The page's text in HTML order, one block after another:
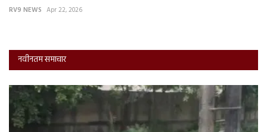
RV9 NEWS Apr 22, 2026
नवीनतम समाचार